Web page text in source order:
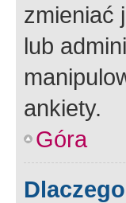
zmieniać
lub
ankiety.
Góra